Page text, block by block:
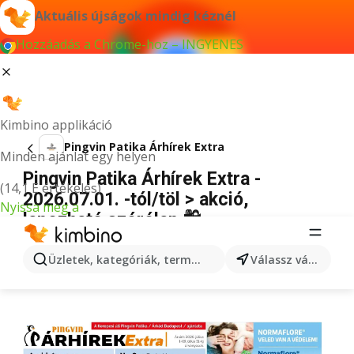
Aktuális újságok mindig kéznél
Hozzáadás a Chrome-hoz – INGYENES
Kimbino applikáció
Minden ajánlat egy helyen
(14,1 E értékelés)
Nyissa meg a
Üzletek, kategóriák, termékek keresése... Válassz várost
Pingvin Patika Árhírek Extra
Pingvin Patika Árhírek Extra -
2026.07.01. -tól/töl > akció,
lapozható szórólap 🛍️